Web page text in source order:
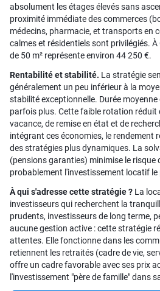
absolument les étages élevés sans
proximité immédiate des commerces
médecins, pharmacie, et transports en
calmes et résidentiels sont privilégiés.
de 50 m² représente environ 44 250 €.
Rentabilité et stabilité. La stratégie
généralement un peu inférieur à la
stabilité exceptionnelle. Durée moyenne
parfois plus. Cette faible rotation
vacance, de remise en état et de
intégrant ces économies, le rendement
des stratégies plus dynamiques. La
(pensions garanties) minimise le risque
probablement l'investissement locatif le
À qui s'adresse cette stratégie ? La
investisseurs qui recherchent la
prudents, investisseurs de long terme,
aucune gestion active : cette stratégie
attentes. Elle fonctionne dans les
retiennent les retraités (cadre de vie,
offre un cadre favorable avec ses prix
l'investissement "père de famille" dans